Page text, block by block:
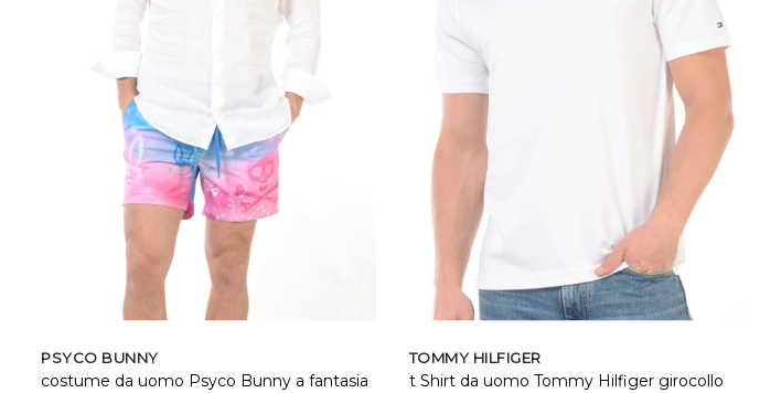
PSYCO BUNNY
costume da uomo Psyco Bunny a fantasia
TOMMY HILFIGER
t Shirt da uomo Tommy Hilfiger girocollo